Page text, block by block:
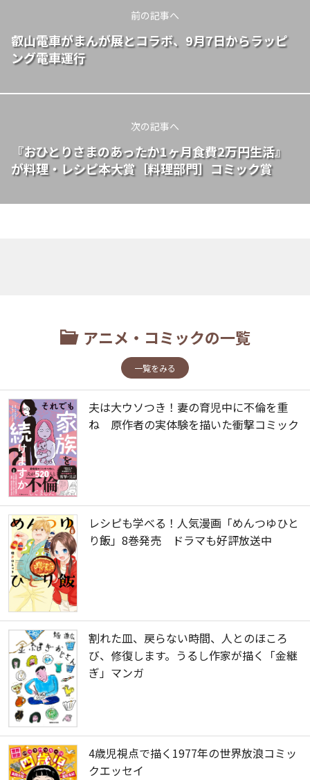
前の記事へ
叡山電車がまんが展とコラボ、9月7日からラッピ
ング電車運行
次の記事へ
『おひとりさまのあったか1ヶ月食費2万円生活』
が料理・レシピ本大賞［料理部門］コミック賞
アニメ・コミックの一覧
一覧をみる
夫は大ウソつき！妻の育児中に不倫を重
ね 原作者の実体験を描いた衝撃コミック
レシピも学べる！人気漫画「めんつゆひと
り飯」8巻発売 ドラマも好評放送中
割れた皿、戻らない時間、人とのほころ
び、修復します。うるし作家が描く「金継
ぎ」マンガ
4歳児視点で描く1977年の世界放浪コミッ
クエッセイ